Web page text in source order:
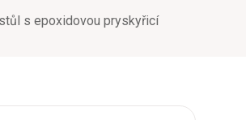
s epoxidovou pryskyřicí